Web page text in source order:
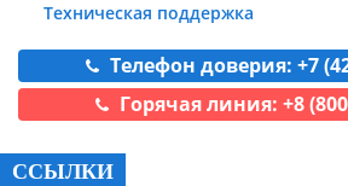
Техническая поддержка
Телефон доверия: +7
Горячая линия: +8
ССЫЛКИ